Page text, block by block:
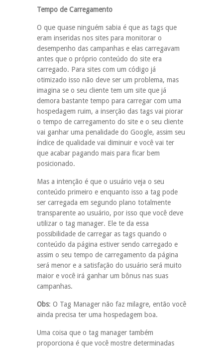
Tempo de Carregamento
O que quase ninguém sabia é que as tags que
eram inseridas nos sites para monitorar o
desempenho das campanhas e elas carregavam
antes que o próprio conteúdo do site era
carregado. Para sites com um código já
otimizado isso não deve ser um problema, mas
imagina se o seu cliente tem um site que já
demora bastante tempo para carregar com uma
hospedagem ruim, a inserção das tags vai piorar
o tempo de carregamento do site e o seu cliente
vai ganhar uma penalidade do Google, assim seu
índice de qualidade vai diminuir e você vai ter
que acabar pagando mais para ficar bem
posicionado.
Mas a intenção é que o usuário veja o seu
conteúdo primeiro e enquanto isso a tag pode
ser carregada em segundo plano totalmente
transparente ao usuário, por isso que você deve
utilizar o tag manager. Ele te da essa
possibilidade de carregar as tags quando o
conteúdo da página estiver sendo carregado e
assim o seu tempo de carregamento da página
será menor e a satisfação do usuário será muito
maior e você irá ganhar um bônus nas suas
campanhas.
Obs: O Tag Manager não faz milagre, então você
ainda precisa ter uma hospedagem boa.
Uma coisa que o tag manager também
proporciona é que você mostre determinadas